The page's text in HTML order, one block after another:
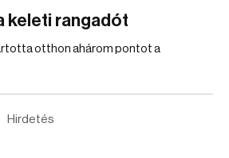
keleti rangadót
otthon ahárom pontot a
Hirdetés